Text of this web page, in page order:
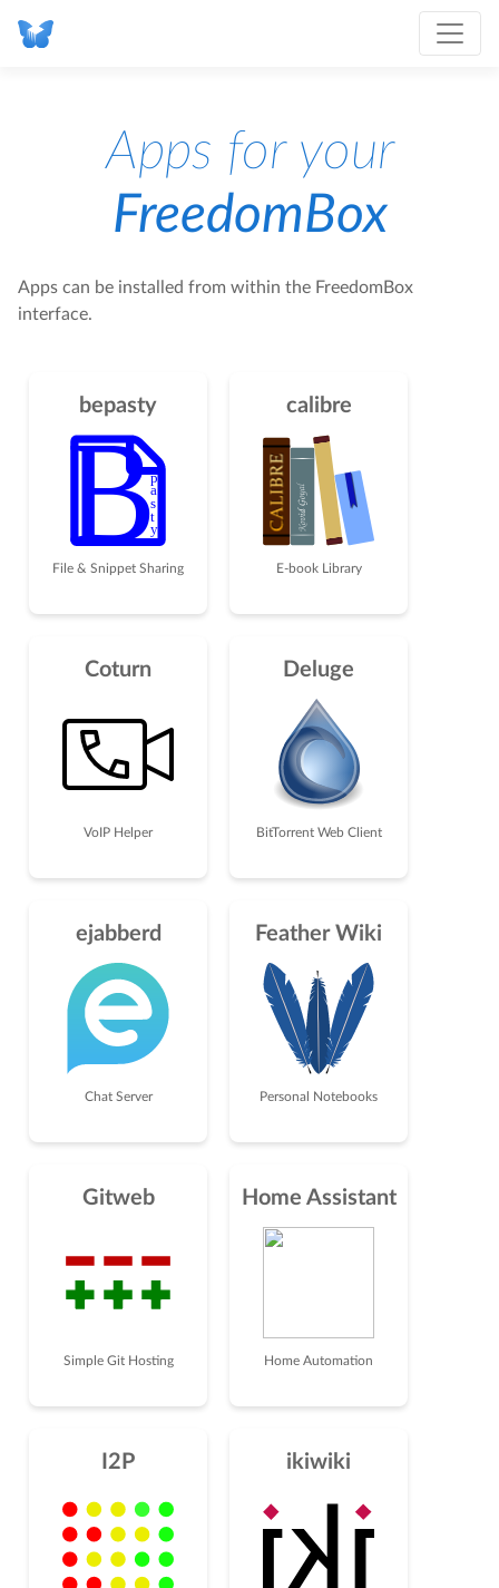
Apps for your
FreedomBox
Apps can be installed from within the FreedomBox
interface.
bepasty
File & Snippet Sharing
calibre
E-book Library
Coturn
VoIP Helper
Deluge
BitTorrent Web Client
ejabberd
Chat Server
Feather Wiki
Personal Notebooks
Gitweb
Simple Git Hosting
Home Assistant
Home Automation
I2P ikiwiki